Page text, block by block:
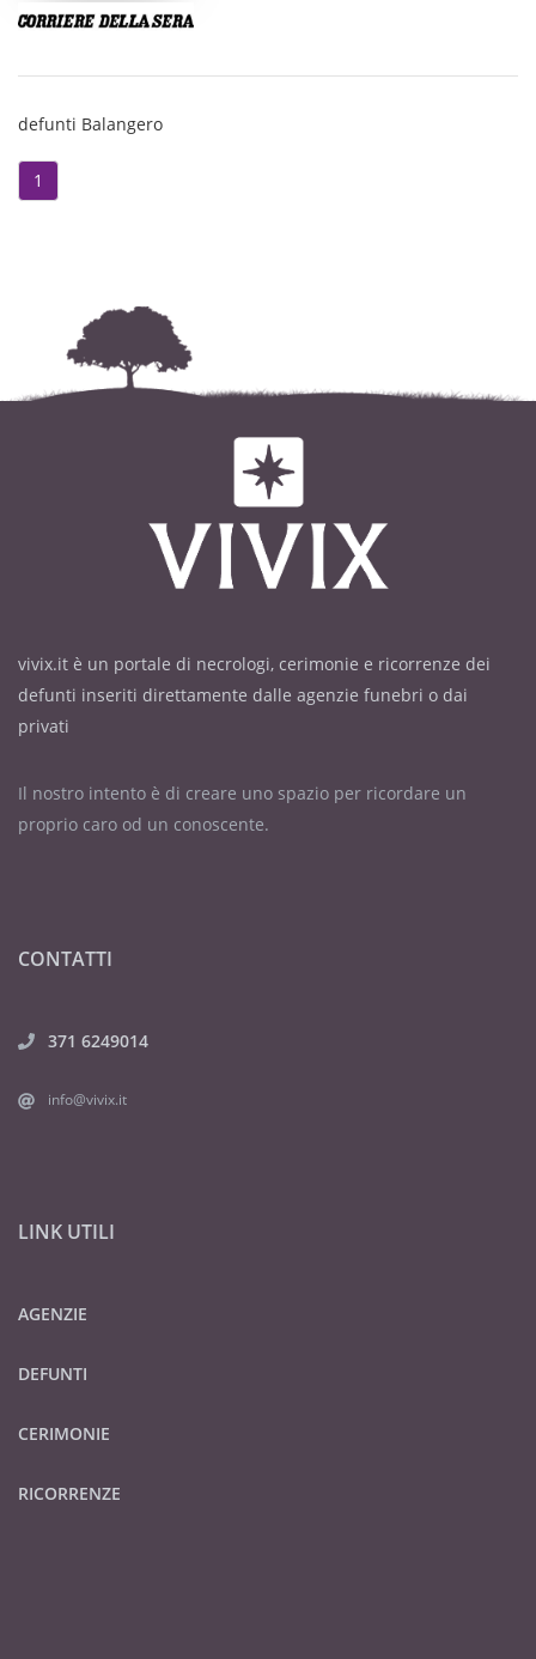
defunti Balangero
1
vivix.it è un portale di necrologi, cerimonie e ricorrenze dei
defunti inseriti direttamente dalle agenzie funebri o dai
privati
Il nostro intento è di creare uno spazio per ricordare un
proprio caro od un conoscente.
CONTATTI
371 6249014
info@vivix.it
LINK UTILI
AGENZIE
DEFUNTI
CERIMONIE
RICORRENZE